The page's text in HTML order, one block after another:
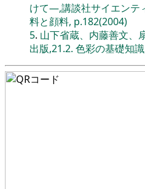
けて―,講談社サイエンテ
料と顔料, p.182(2004)
5. 山下省蔵、内藤善文、
出版,21.2. 色彩の基礎知